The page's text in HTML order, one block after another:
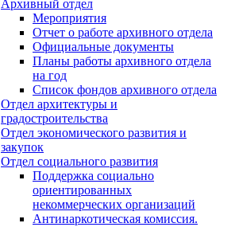
Архивный отдел
Мероприятия
Отчет о работе архивного отдела
Официальные документы
Планы работы архивного отдела
на год
Список фондов архивного отдела
Отдел архитектуры и
градостроительства
Отдел экономического развития и
закупок
Отдел социального развития
Поддержка социально
ориентированных
некоммерческих организаций
Антинаркотическая комиссия.